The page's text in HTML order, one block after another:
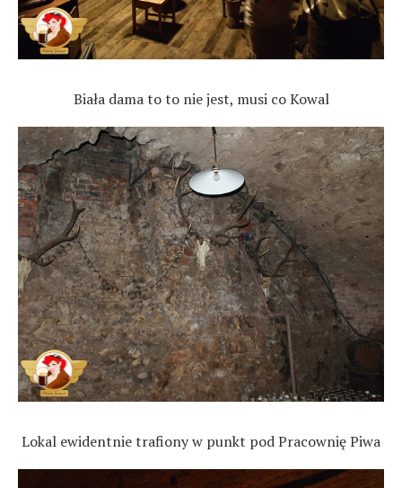
Biała dama to to nie jest, musi co Kowal
Lokal ewidentnie trafiony w punkt pod Pracownię Piwa